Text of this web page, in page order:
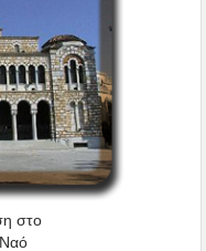
στο